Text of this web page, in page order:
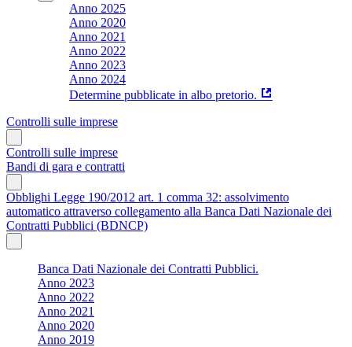
Anno 2025
Anno 2020
Anno 2021
Anno 2022
Anno 2023
Anno 2024
Determine pubblicate in albo pretorio.
Controlli sulle imprese
Controlli sulle imprese
Bandi di gara e contratti
Obblighi Legge 190/2012 art. 1 comma 32: assolvimento
automatico attraverso collegamento alla Banca Dati Nazionale dei
Contratti Pubblici (BDNCP)
Banca Dati Nazionale dei Contratti Pubblici.
Anno 2023
Anno 2022
Anno 2021
Anno 2020
Anno 2019